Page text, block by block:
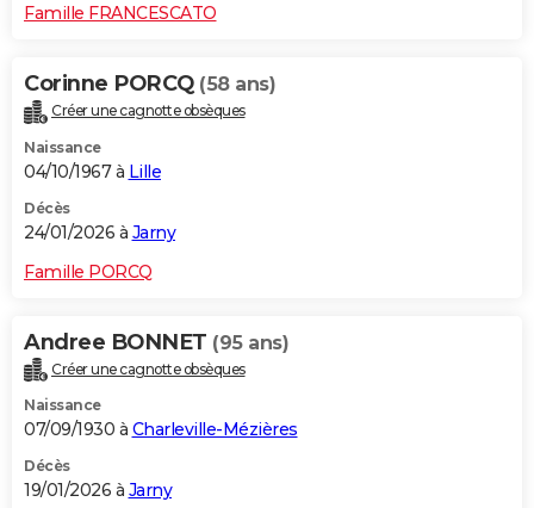
Famille FRANCESCATO
Corinne PORCQ (58 ans)
Créer une cagnotte obsèques
Naissance
04/10/1967 à Lille
Décès
24/01/2026 à Jarny
Famille PORCQ
Andree BONNET (95 ans)
Créer une cagnotte obsèques
Naissance
07/09/1930 à Charleville-Mézières
Décès
19/01/2026 à Jarny